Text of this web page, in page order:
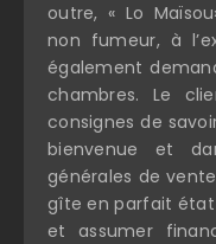
outre, « Lo
non fumeur, à
également
chambres. Le
consignes de
bienvenue et
générales de
gîte en parfait
et assumer